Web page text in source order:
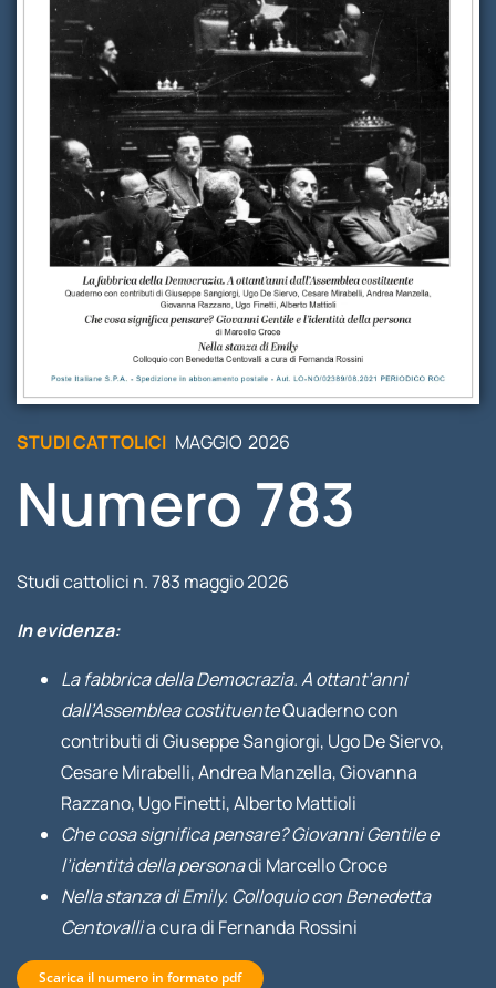
STUDI
RUBRICHE
STUDI CATTOLICI MAGGIO 2026
Numero 783
Studi cattolici n. 783 maggio 2026
In evidenza:
La fabbrica della Democrazia. A ottant’anni
dall’Assemblea costituenteQuaderno con
contributi di Giuseppe Sangiorgi, Ugo De Siervo,
Cesare Mirabelli, Andrea Manzella, Giovanna
Razzano, Ugo Finetti, Alberto Mattioli
Che cosa significa pensare? Giovanni Gentile e
l’identità della personadi Marcello Croce
Nella stanza di Emily. Colloquio con Benedetta
Centovallia cura di Fernanda Rossini
Scarica il numero in formato pdf